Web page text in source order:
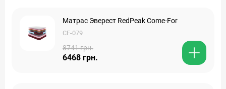
Матрас Эверест RedPeak Come-For
CF-079
8741 грн.
6468 грн.